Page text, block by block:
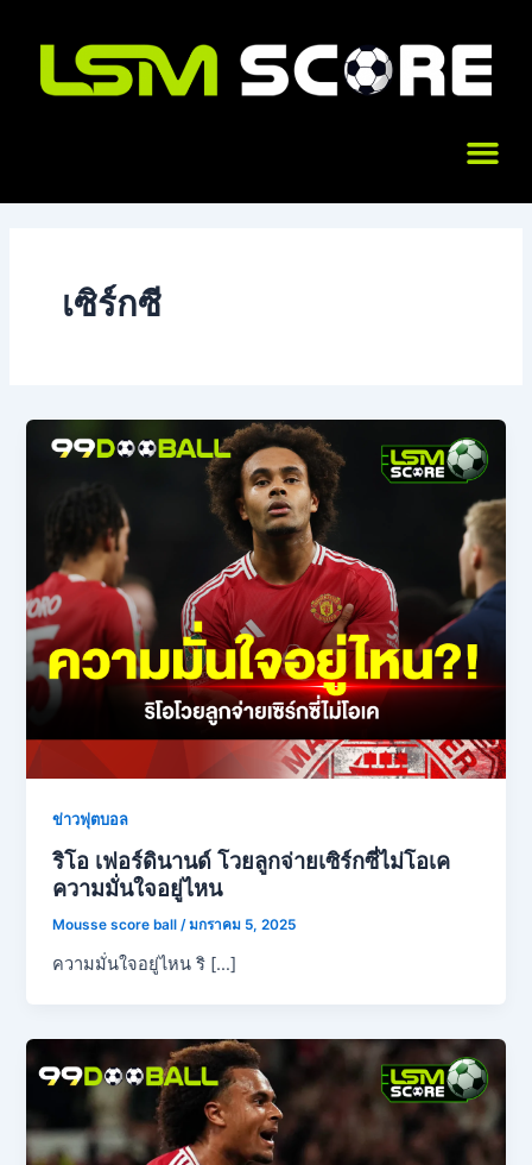
เซิร์กซี
ข่าวฟุตบอล
ริโอ เฟอร์ดินานด์ โวยลูกจ่ายเซิร์กซี่ไม่โอเค
ความมั่นใจอยู่ไหน
Mousse score ball/มกราคม 5, 2025
ความมั่นใจอยู่ไหน ริ […]